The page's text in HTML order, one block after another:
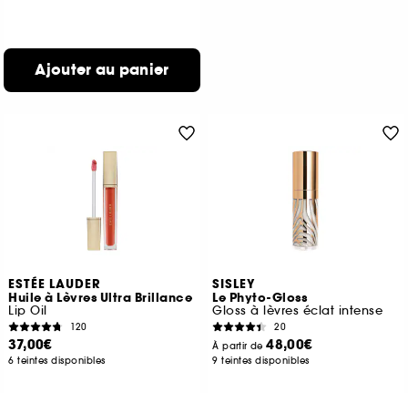
Ajouter au panier
ESTÉE LAUDER
Huile à Lèvres Ultra Brillance
Lip Oil
120
37,00€
6 teintes disponibles
SISLEY
Le Phyto-Gloss
Gloss à lèvres éclat intense
20
À partir de48,00€
9 teintes disponibles